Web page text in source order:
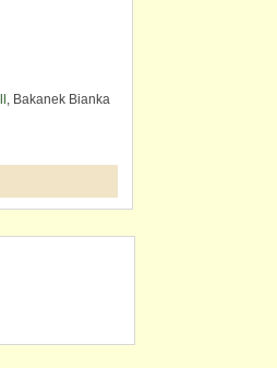
, Bakanek Bianka